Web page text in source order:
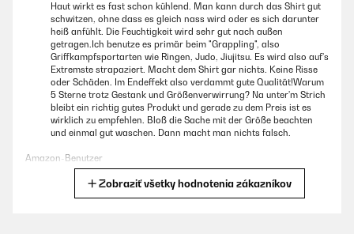
Haut wirkt es fast schon kühlend. Man kann durch das Shirt gut
schwitzen, ohne dass es gleich nass wird oder es sich darunter
heiß anfühlt. Die Feuchtigkeit wird sehr gut nach außen
getragen.Ich benutze es primär beim "Grappling", also
Griffkampfsportarten wie Ringen, Judo, Jiujitsu. Es wird also auf's
Extremste strapaziert. Macht dem Shirt gar nichts. Keine Risse
oder Schäden. Im Endeffekt also verdammt gute Qualität!Warum
5 Sterne trotz Gestank und Größenverwirrung? Na unter'm Strich
bleibt ein richtig gutes Produkt und gerade zu dem Preis ist es
wirklich zu empfehlen. Bloß die Sache mit der Größe beachten
und einmal gut waschen. Dann macht man nichts falsch.
Amazon-Benutzer
Zobraziť všetky hodnotenia zákazníkov